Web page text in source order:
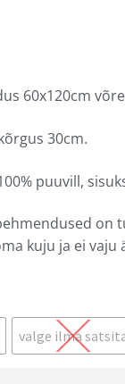
60x120cm
30cm.
puuvill,
on
kuju ja ei vaju
valge ilma